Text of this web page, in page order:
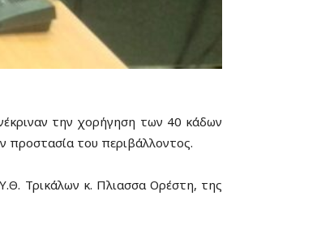
την χορήγηση των 40 κάδων
του περιβάλλοντος.
Τρικάλων κ. Πλιασσα Ορέστη, της